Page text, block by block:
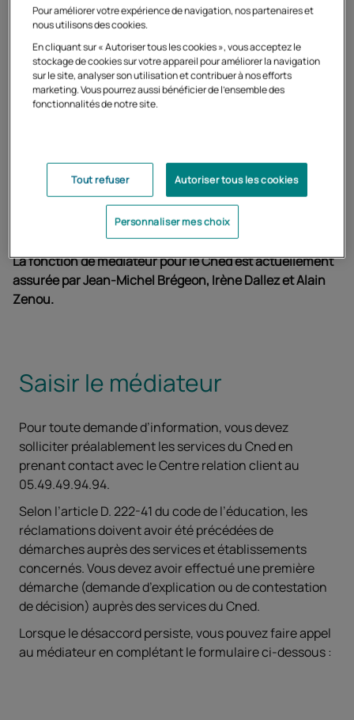
de l’administration (l’autorité qui a pris la décision
contestée).
Missions des médiateurs pour le Cned
La fonction de médiateur pour le Cned a été créée le 1er
médiateurs académiques. Il est placé sous l'autorité de
Catherine Becchetti-Bizot, médiatrice de l'éducation
nationale et de l'enseignement supérieur. Ce statut
garantit ainsi l'indépendance et l'impartialité de la
médiation pour le Cned.
La fonction de médiateur pour le Cned est actuellement
assurée par Jean-Michel Brégeon, Irène Dallez et Alain
Zenou.
Saisir le médiateur
Pour toute demande d’information, vous devez
solliciter préalablement les services du Cned en
prenant contact avec le Centre relation client au
05.49.49.94.94.
Selon l’article D. 222-41 du code de l’éducation, les
réclamations doivent avoir été précédées de
démarches auprès des services et établissements
concernés. Vous devez avoir effectué une première
démarche (demande d’explication ou de contestation
de décision) auprès des services du Cned.
Lorsque le désaccord persiste, vous pouvez faire appel
au médiateur en complétant le formulaire ci-dessous :
Pour améliorer votre expérience de navigation, nos partenaires et
nous utilisons des cookies.
En cliquant sur « Autoriser tous les cookies », vous acceptez le
stockage de cookies sur votre appareil pour améliorer la navigation
sur le site, analyser son utilisation et contribuer à nos efforts
marketing. Vous pourrez aussi bénéficier de l'ensemble des
fonctionnalités de notre site.
Tout refuser Autoriser tous les cookies
Personnaliser mes choix